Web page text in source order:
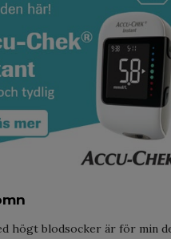
högt blodsocker är för min